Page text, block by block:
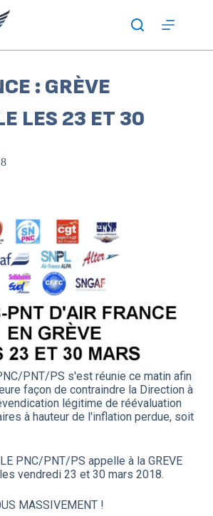
: GRÈVE
LES 23 ET 30
PNT/PS s'est réunie ce matin afin
façon de contraindre la Direction à
légitime de réévaluation
à hauteur de l'inflation perdue, soit
PNC/PNT/PS appelle à la GREVE
vendredi 23 et 30 mars 2018.
MASSIVEMENT !